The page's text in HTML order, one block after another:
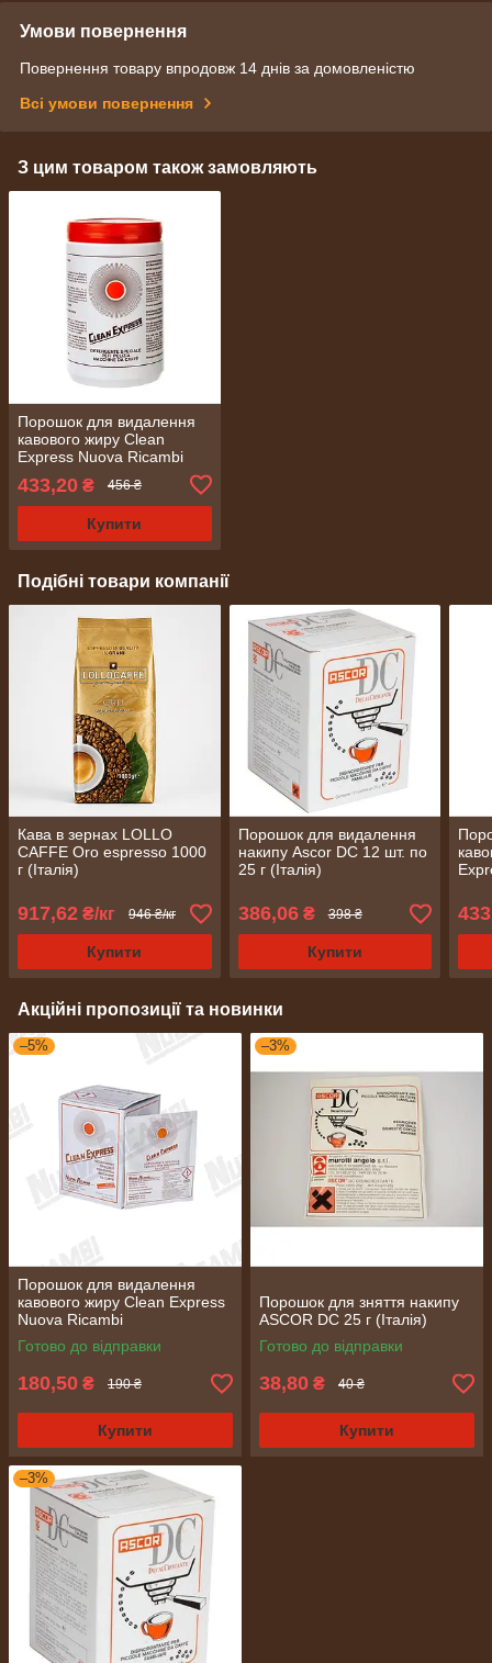
Умови повернення
Повернення товару впродовж 14 днів за домовленістю
Всі умови повернення
З цим товаром також замовляють
Порошок для видалення
кавового жиру Clean
Express Nuova Ricambi
433,20 ₴ 456 ₴
Купити
Подібні товари компанії
Кава в зернах LOLLO
CAFFE Oro espresso 1000
г (Італія)
917,62 ₴/кг 946 ₴/кг
Купити
Порошок для видалення
накипу Ascor DC 12 шт. по
25 г (Італія)
386,06₴ 398 ₴
Купити
Акційні пропозиції та новинки
–5%
Порошок для видалення
кавового жиру Clean Express
Nuova Ricambi
Готово до відправки
180,50 ₴ 190 ₴
Купити
–3%
Порошок для зняття накипу
ASCOR DC 25 г (Італія)
Готово до відправки
38,80 ₴ 40 ₴
Купити
–3%